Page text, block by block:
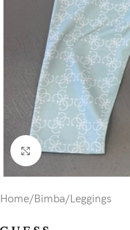
Click to enlarge
Home/Bimba/Leggings